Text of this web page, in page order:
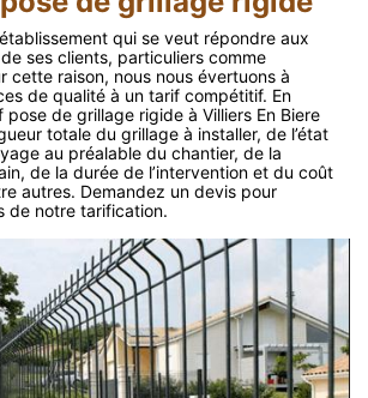
qui se veut répondre aux
ses clients, particuliers comme
cette raison, nous nous évertuons à
de qualité à un tarif compétitif. En
de grillage rigide à Villiers En Biere
totale du grillage à installer, de l’état
au préalable du chantier, de la
de la durée de l’intervention et du coût
autres. Demandez un devis pour
de notre tarification.